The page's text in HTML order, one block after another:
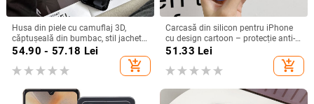
Husa din piele cu camuflaj 3D,
căptușeală din bumbac, stil jachetă
de iarnă, compatibilă cu iPhone
54.90 - 57.18 Lei
add_shopping_cart
Carcasă din silicon pentru iPhone
cu design cartoon – protecție anti-
cădere, finisaj mat, compatibilă cu
(Pro/Max)
51.33 Lei
add_shopping_cart